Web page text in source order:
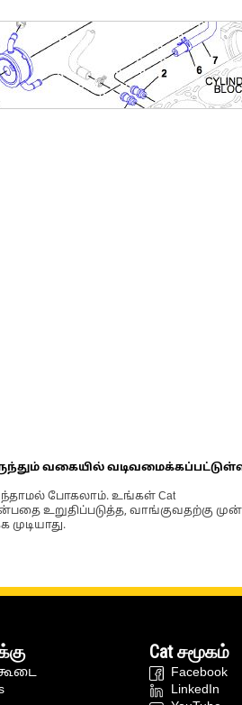
வகையில்
போகலாம். உங்கள் Cat
உறுதிப்படுத்த, வாங்குவதற்கு முன்
Cat சமூகம்
Facebook
LinkedIn